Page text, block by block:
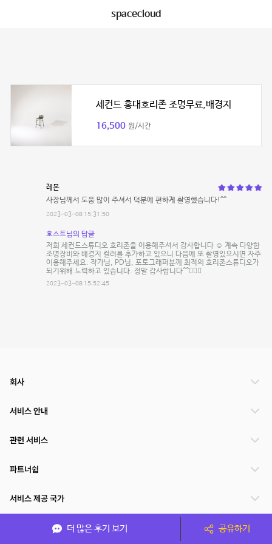
spacecloud
세컨드 홍대호리존 조명무료,배경지
16,500 원/시간
레몬
사장님께서 도움 많이 주셔서 덕분에 편하게 촬영했습니다!^^
2023-03-08 15:31:50
호스트님의 답글
저희 세컨드스튜디오 호리존을 이용해주셔서 감사합니다 ☺️ 계속 다양한
조명장비와 배경지 컬러를 추가하고 있으니 다음에 또 촬영있으시면 자주
이용해주세요. 작가님, PD님, 포토그래퍼분께 최적의 호리존스튜디오가
되기위해 노력하고 있습니다. 정말 감사합니다^^🙇🏻‍♂️
2023-03-08 15:52:45
더 많은 후기 보기 공유하기
회사
서비스 안내
관련 서비스
파트너쉽
서비스 제공 국가